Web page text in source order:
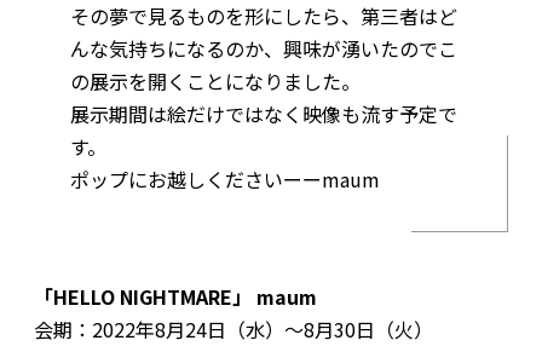
その夢で見るものを形にしたら、第三者はど
んな気持ちになるのか、興味が湧いたのでこ
の展示を開くことになりました。
展示期間は絵だけではなく映像も流す予定で
す。
ポップにお越しくださいーーmaum
「HELLO NIGHTMARE」 maum
会期：2022年8月24日（水）～8月30日（火）